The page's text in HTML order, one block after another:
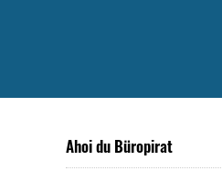
Ahoi du Büropirat